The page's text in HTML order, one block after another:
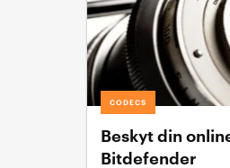
CODECS
Beskyt din
Bitdefender